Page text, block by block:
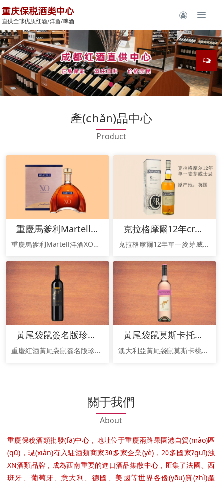
產(chǎn)品中心
Product
重慶馬爹利Martell洋酒XO干邑白蘭地批發(fā)
重慶馬爹利Martell洋酒XO干邑白蘭地700ml 重慶進口洋酒批發(fā)公司 重慶人頭馬專賣店旗艦店 重慶馬爹利專賣店地址重慶路易十三洋酒 重慶馬爹利廠家在哪里 重慶馬爹利藍帶廠家電話
克拉格摩爾12年cragganmore12年威士忌
克拉格摩爾12年單一麥芽威士忌 cragganmore12年威士忌 克萊根摩12年怎么樣 克拉格摩爾Cragganmore位于英國蘇格蘭Scotland斯佩塞
黃尾袋鼠簽名版珍藏西拉半干紅葡萄酒
重慶紅酒黃尾袋鼠簽名版珍藏西拉半干紅葡萄酒在葡萄酒出口大國 成千上萬個酒莊匯集著成千上萬個品牌再加上市面上因為利潤不透明品牌好掌控而被進口商引進的
黃尾袋鼠莫斯卡托甜白葡萄酒桃紅葡萄酒
澳大利亞黃尾袋鼠莫斯卡桃紅葡萄酒黃尾袋鼠莫斯卡托甜白葡萄酒 作為澳大利亞和美國葡萄酒行業(yè)發(fā)展迅速的品牌超越了法國和意大利的葡萄酒重慶紅酒批發(fā)哪里正宗?就去重慶紅酒批發(fā)市場重慶保稅商品紅酒批發(fā)中心
關于我們
About
重慶保稅酒類批發(fā)中心，地址位于重慶兩路果園港自貿(mào)區
(qū)，現(xiàn)有入駐酒類商家30多家企業(yè)，20多國家?guī)浊
ХN酒類品牌，成為西南重要的進口酒品集散中心，匯集了法國、西
班牙、葡萄牙、意大利、德國、美國等世界各優(yōu)質(zhì)產